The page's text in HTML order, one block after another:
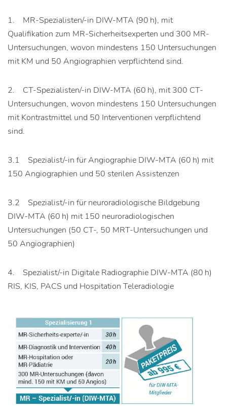
1. MR-Spezialisten/-in DIW-MTA (90 h), mit
Qualifikation zum MR-Sicherheitsexperten und 300 MR-
Untersuchungen, wovon mindestens 150 Untersuchungen
mit KM und 50 Angiographien verpflichtend sind.
2. CT-Spezialisten/-in DIW-MTA (60 h), mit 300 CT-
Untersuchungen, wovon mindestens 150 Untersuchungen
mit Kontrastmittel und 50 Interventionen verpflichtend
sind.
3.1 Spezialist/-in für Angiographie DIW-MTA (60 h) mit
150 Angiographien und 50 sterilen Assistenzen
3.2 Spezialist/-in für neuroradiologische Bildgebung
DIW-MTA (60 h) mit 150 neuroradiologischen
Untersuchungen (50 CT-, 50 MRT-Untersuchungen und
50 Angiographien)
4. Spezialist/-in Digitale Radiographie DIW-MTA (80 h)
RIS, KIS, PACS und Hospitation Teleradiologie